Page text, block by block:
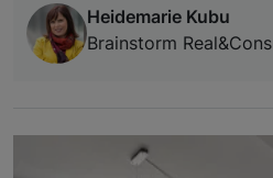
Heidemarie Kubu
Brainstorm